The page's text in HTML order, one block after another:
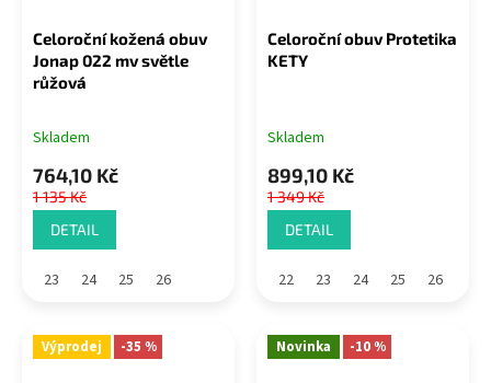
Celoroční kožená obuv
Jonap 022 mv světle
růžová
Skladem
764,10 Kč
1 135 Kč
DETAIL
23 24 25 26
Celoroční obuv Protetika
KETY
Skladem
899,10 Kč
1 349 Kč
DETAIL
22 23 24 25 26
Výprodej -35 % Novinka -10 %